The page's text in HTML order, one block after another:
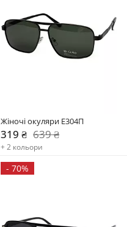
Жіночі окуляри E304П
319 ₴ 639 ₴
+ 2 кольори
- 70%